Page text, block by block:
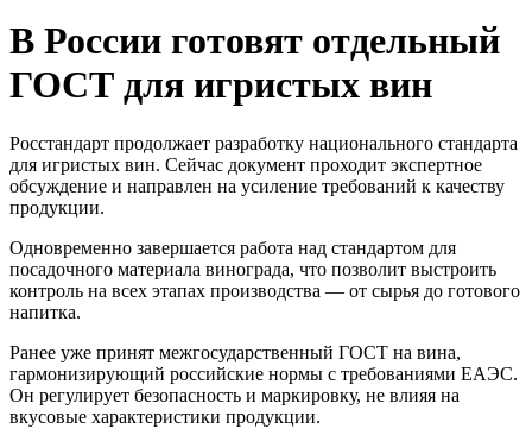
В России готовят отдельный
ГОСТ для игристых вин
Росстандарт продолжает разработку национального стандарта
для игристых вин. Сейчас документ проходит экспертное
обсуждение и направлен на усиление требований к качеству
продукции.
Одновременно завершается работа над стандартом для
посадочного материала винограда, что позволит выстроить
контроль на всех этапах производства — от сырья до готового
напитка.
Ранее уже принят межгосударственный ГОСТ на вина,
гармонизирующий российские нормы с требованиями ЕАЭС.
Он регулирует безопасность и маркировку, не влияя на
вкусовые характеристики продукции.